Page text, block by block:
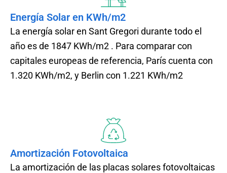
Energía Solar en KWh/m2
La energía solar en Sant Gregori durante todo el
año es de 1847 KWh/m2 . Para comparar con
capitales europeas de referencia, París cuenta con
1.320 KWh/m2, y Berlin con 1.221 KWh/m2
Amortización Fotovoltaica
La amortización de las placas solares fotovoltaicas